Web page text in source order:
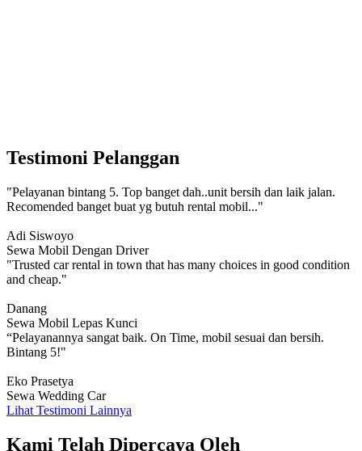
Testimoni Pelanggan
"Pelayanan bintang 5. Top banget dah..unit bersih dan laik jalan.
Recomended banget buat yg butuh rental mobil..."
Adi Siswoyo
Sewa Mobil Dengan Driver
"Trusted car rental in town that has many choices in good condition
and cheap."
Danang
Sewa Mobil Lepas Kunci
“Pelayanannya sangat baik. On Time, mobil sesuai dan bersih.
Bintang 5!"
Eko Prasetya
Sewa Wedding Car
Lihat Testimoni Lainnya
Kami Telah Dipercaya Oleh